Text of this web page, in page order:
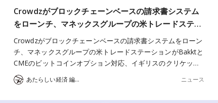
Crowdzがブロックチェーンベースの請求書システム
をローンチ、マネックスグループの米トレードステ…
Crowdzがブロックチェーンベースの請求書システムをローン
チ、マネックスグループの米トレードステーションがBakktと
CMEのビットコインオプション対応、イギリスのクリケッ…
あたらしい経済 編集部 ニュース